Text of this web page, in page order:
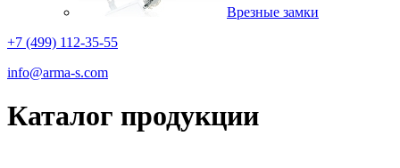
Врезные замки
+7 (499) 112-35-55
info@arma-s.com
Каталог продукции